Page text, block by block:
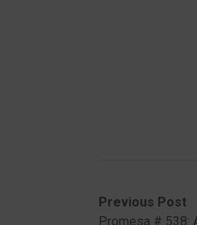
Previous Post
Promesa # 538: